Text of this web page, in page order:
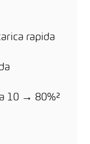
rapida
10 → 80%²